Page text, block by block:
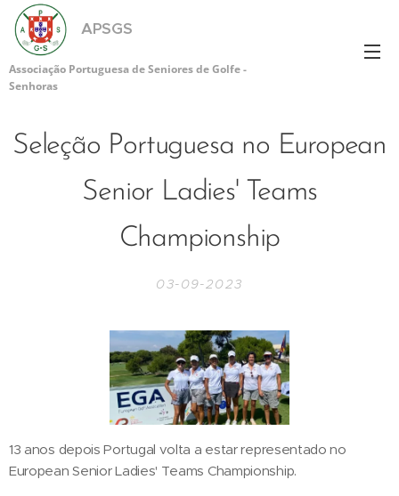
APSGS
Associação Portuguesa de Seniores de Golfe -
Senhoras
Seleção Portuguesa no European
Senior Ladies' Teams
Championship
03-09-2023
13 anos depois Portugal volta a estar representado no
European Senior Ladies' Teams Championship.